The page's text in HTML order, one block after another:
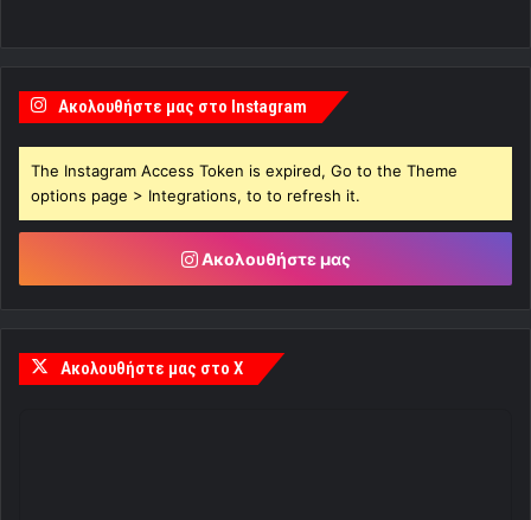
Ακολουθήστε μας στο Instagram
The Instagram Access Token is expired, Go to the Theme
options page > Integrations, to to refresh it.
Ακολουθήστε μας
Ακολουθήστε μας στο X